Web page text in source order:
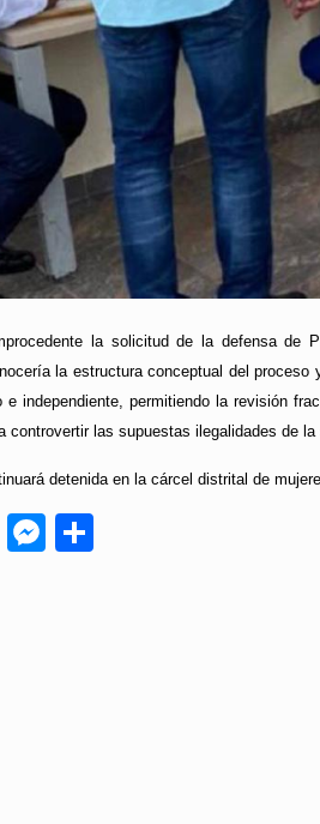
la solicitud de la defensa
la estructura conceptual del
e independiente, permitiendo la revisión
controvertir las supuestas ilegalidades de la
detenida en la cárcel distrital de
Telegram
Messenger